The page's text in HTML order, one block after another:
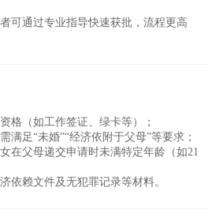
可通过专业指导快速获批，流程更高
格（如工作签证、绿卡等）；
满足“未婚”“经济依附于父母”等要求；
在父母递交申请时未满特定年龄（如21
依赖文件及无犯罪记录等材料。